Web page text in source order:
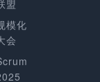
盟
模化
会